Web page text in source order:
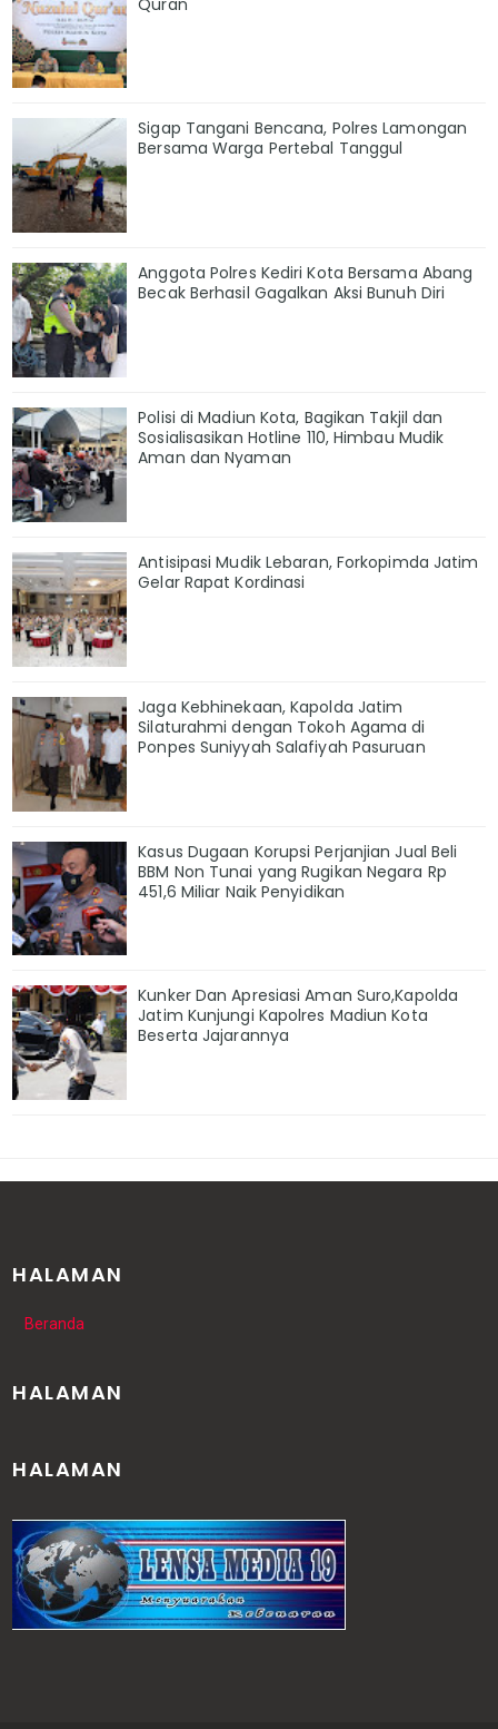
Sigap Tangani Bencana, Polres Lamongan
Bersama Warga Pertebal Tanggul
Anggota Polres Kediri Kota Bersama Abang
Becak Berhasil Gagalkan Aksi Bunuh Diri
Polisi di Madiun Kota, Bagikan Takjil dan
Sosialisasikan Hotline 110, Himbau Mudik
Aman dan Nyaman
Antisipasi Mudik Lebaran, Forkopimda Jatim
Gelar Rapat Kordinasi
Jaga Kebhinekaan, Kapolda Jatim
Silaturahmi dengan Tokoh Agama di
Ponpes Suniyyah Salafiyah Pasuruan
Kasus Dugaan Korupsi Perjanjian Jual Beli
BBM Non Tunai yang Rugikan Negara Rp
451,6 Miliar Naik Penyidikan
Kunker Dan Apresiasi Aman Suro,Kapolda
Jatim Kunjungi Kapolres Madiun Kota
Beserta Jajarannya
HALAMAN
Beranda
HALAMAN
HALAMAN